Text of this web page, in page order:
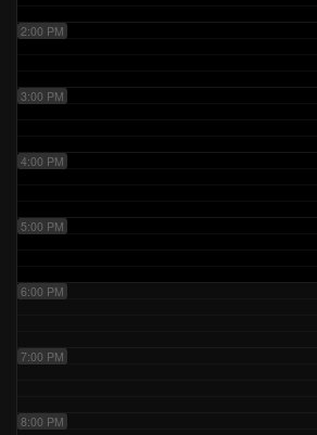
2:00 PM
3:00 PM
4:00 PM
5:00 PM
6:00 PM
7:00 PM
8:00 PM